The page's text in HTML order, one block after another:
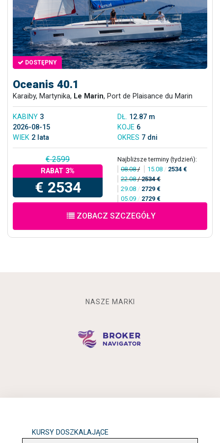
DOSTĘPNY
Oceanis 40.1
Karaiby, Martynika, Le Marin, Port de Plaisance du Marin
KABINY 3 DŁ. 12.87 m
2026-08-15
KOJE 6
WIEK 2 lata OKRES 7 dni
€ 2599
RABAT 3%
€ 2534
Najbliższe terminy (tydzień):
08.08/ 15.08 / 2534 €
22.08/2534 €
29.08 / 2729 €
05.09 / 2729 €
ZOBACZ SZCZEGÓŁY
NASZE MARKI
KURSY DOSZKALAJĄCE